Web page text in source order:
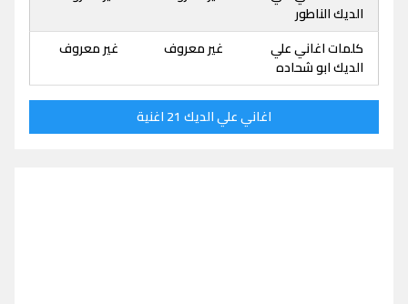
الديك الناطور
كلمات اغاني علي
الديك ابو شحاده
غير معروف غير معروف
اغاني علي الديك 21 اغنية